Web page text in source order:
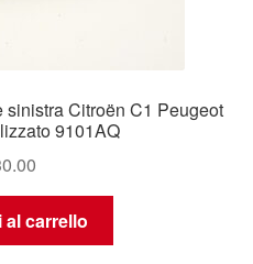
Citroën C1 Peugeot
9101AQ
carrello